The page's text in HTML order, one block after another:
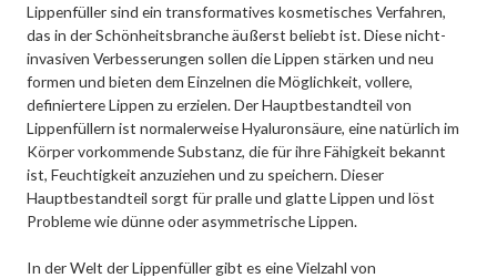
Lippenfüller sind ein transformatives kosmetisches Verfahren,
das in der Schönheitsbranche äußerst beliebt ist. Diese nicht-
invasiven Verbesserungen sollen die Lippen stärken und neu
formen und bieten dem Einzelnen die Möglichkeit, vollere,
definiertere Lippen zu erzielen. Der Hauptbestandteil von
Lippenfüllern ist normalerweise Hyaluronsäure, eine natürlich im
Körper vorkommende Substanz, die für ihre Fähigkeit bekannt
ist, Feuchtigkeit anzuziehen und zu speichern. Dieser
Hauptbestandteil sorgt für pralle und glatte Lippen und löst
Probleme wie dünne oder asymmetrische Lippen.
In der Welt der Lippenfüller gibt es eine Vielzahl von